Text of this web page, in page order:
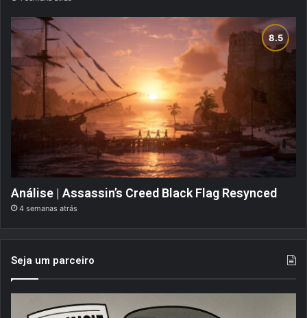
Análise | Assassin’s Creed Black Flag Resynced
4 semanas atrás
Seja um parceiro